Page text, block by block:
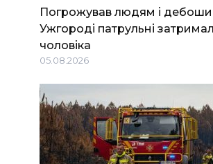
Погрожував людям і
Ужгороді патрульні
чоловіка
05.08.2026